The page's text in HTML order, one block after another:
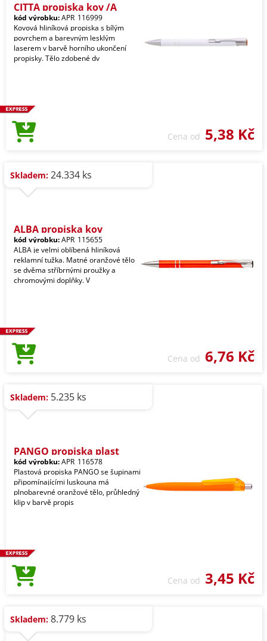
CITTA propiska kov /A
kód výrobku:APR_116999
Kovová hliníková propiska s bílým
povrchem a barevným lesklým
laserem v barvě horního ukončení
propisky. Tělo zdobené dv
Cena od 5,38 Kč
Skladem: 24.334 ks
ALBA propiska kov
kód výrobku:APR_115655
ALBA je velmi oblíbená hliníková
reklamní tužka. Matné oranžové tělo
se dvěma stříbrnými proužky a
chromovými doplňky. V
Cena od 6,76 Kč
Skladem: 5.235 ks
PANGO propiska plast
kód výrobku:APR_116578
Plastová propiska PANGO se šupinami
připomínajícími luskouna má
plnobarevné oranžové tělo, průhledný
klip v barvě propis
Cena od 3,45 Kč
Skladem: 8.779 ks